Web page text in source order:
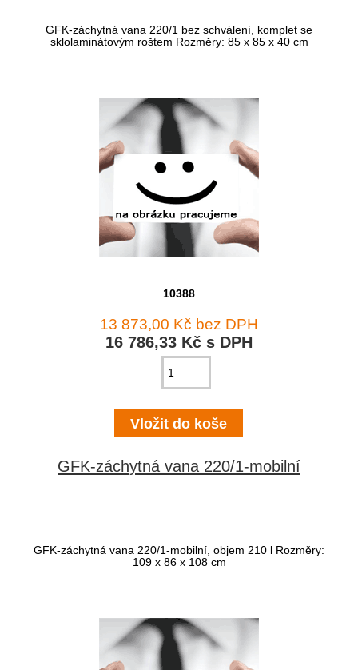
GFK-záchytná vana 220/1 bez schválení, komplet se
sklolaminátovým roštem Rozměry: 85 x 85 x 40 cm
10388
13 873,00 Kč bez DPH
16 786,33 Kč s DPH
GFK-záchytná vana 220/1-mobilní
GFK-záchytná vana 220/1-mobilní, objem 210 l Rozměry:
109 x 86 x 108 cm